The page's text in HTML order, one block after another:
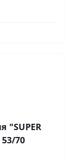
"SUPER
70